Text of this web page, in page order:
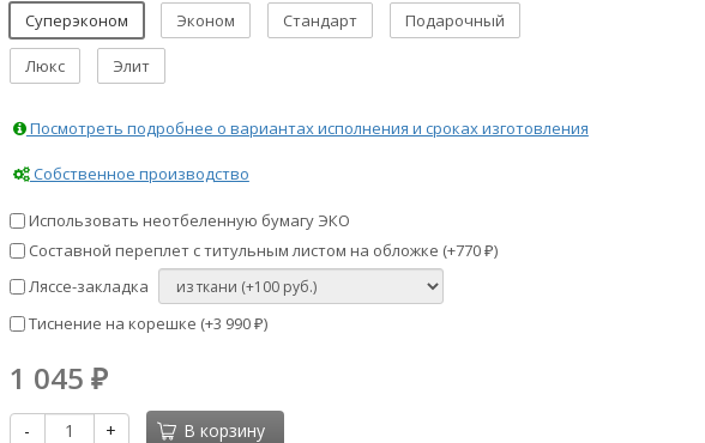
Суперэконом Эконом Стандарт Подарочный
Люкс Элит
Посмотреть подробнее о вариантах исполнения и сроках изготовления
Собственное производство
Использовать неотбеленную бумагу ЭКО
Составной переплет с титульным листом на обложке (+770 ₽)
Ляссе-закладка
Тиснение на корешке (+3 990 ₽)
1 045 ₽
- + В корзину